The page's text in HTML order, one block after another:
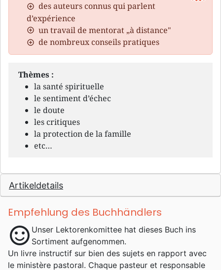
des auteurs connus qui parlent
d’expérience
un travail de mentorat „à distance"
de nombreux conseils pratiques
Thèmes :
la santé spirituelle
le sentiment d’échec
le doute
les critiques
la protection de la famille
etc…
Artikeldetails
Empfehlung des Buchhändlers
sentiment_satisfied Unser Lektorenkomittee hat dieses Buch ins
Sortiment aufgenommen.
Un livre instructif sur bien des sujets en rapport avec
le ministère pastoral. Chaque pasteur et responsable